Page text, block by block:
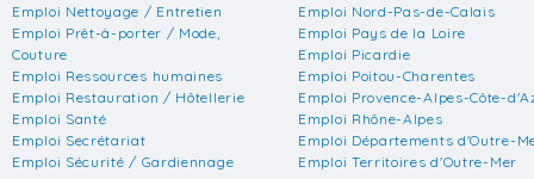
Emploi Nettoyage / Entretien
Emploi Prêt-à-porter / Mode,
Couture
Emploi Ressources humaines
Emploi Restauration / Hôtellerie
Emploi Santé
Emploi Secrétariat
Emploi Sécurité / Gardiennage
Emploi Nord-Pas-de-Calais
Emploi Pays de la Loire
Emploi Picardie
Emploi Poitou-Charentes
Emploi Provence-Alpes-Côte-
Emploi Rhône-Alpes
Emploi Départements d'Outre-
Emploi Territoires d'Outre-Mer